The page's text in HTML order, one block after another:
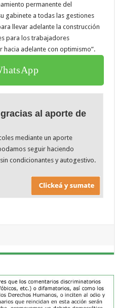
permanente del
gabinete a todas las gestiones
llevar adelante la construcción
para los trabajadores
hacia adelante con optimismo”.
al aporte de
mediante un aporte
seguir haciendo
condicionantes y autogestivo.